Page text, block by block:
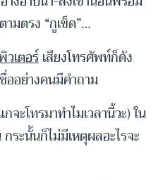
ามตรง “กูเข็ด”…
เตอร์เสียงโทรศัพท์ก็ดัง
ออย่างคนมีคำถาม
จะโทรมาทำไมเวลานี้วะ) ใน
ระนั้นก็ไม่มีเหตุผลอะไรจะ